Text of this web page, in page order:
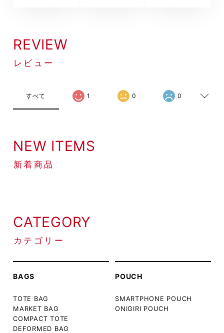
REVIEW
レビュー
すべて 1 0 0
NEW ITEMS
新着商品
CATEGORY
カテゴリー
BAGS
TOTE BAG
MARKET BAG
COMPACT TOTE
DEFORMED BAG
POUCH
SMARTPHONE POUCH
ONIGIRI POUCH